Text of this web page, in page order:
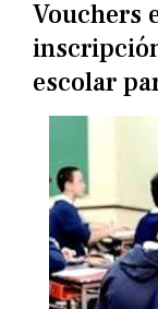
Vouchers
escolar